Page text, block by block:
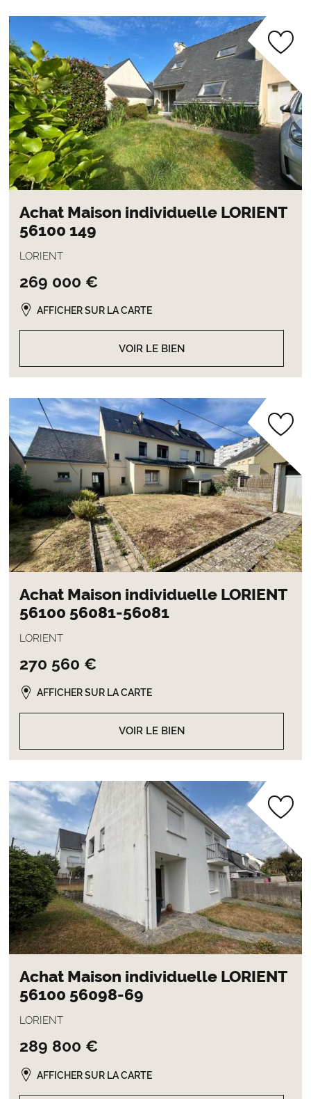
Achat Maison individuelle LORIENT
56100 149
LORIENT
269 000 €
VOIR LE BIEN
AFFICHER SUR LA CARTE
Achat Maison individuelle LORIENT
56100 56081-56081
LORIENT
270 560 €
VOIR LE BIEN
AFFICHER SUR LA CARTE
Achat Maison individuelle LORIENT
56100 56098-69
LORIENT
289 800 €
AFFICHER SUR LA CARTE